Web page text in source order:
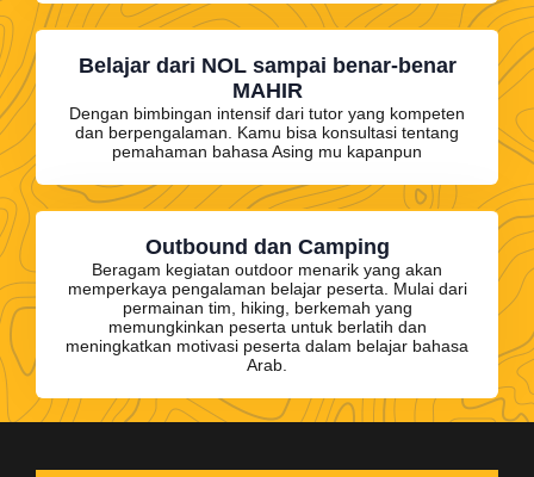
Belajar dari NOL sampai benar-benar
MAHIR
Dengan bimbingan intensif dari tutor yang kompeten
dan berpengalaman. Kamu bisa konsultasi tentang
pemahaman bahasa Asing mu kapanpun
Outbound dan Camping
Beragam kegiatan outdoor menarik yang akan
memperkaya pengalaman belajar peserta. Mulai dari
permainan tim, hiking, berkemah yang
memungkinkan peserta untuk berlatih dan
meningkatkan motivasi peserta dalam belajar bahasa
Arab.